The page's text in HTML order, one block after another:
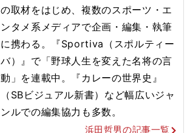
の取材をはじめ、複数のスポーツ・エ
ンタメ系メディアで企画・編集・執筆
に携わる。『Sportiva（スポルティー
バ）』で「野球人生を変えた名将の言
動」を連載中。『カレーの世界史』
（SBビジュアル新書）など幅広いジャ
ンルでの編集協力も多数。
浜田哲男の記事一覧